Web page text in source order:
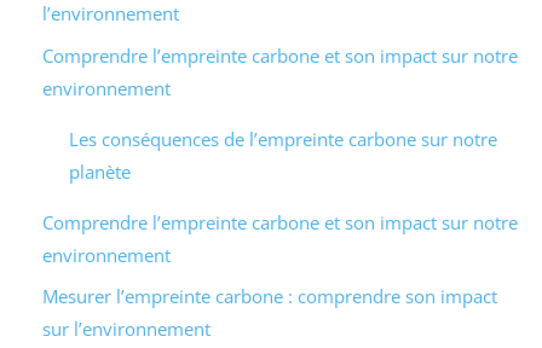
l’environnement
Comprendre l’empreinte carbone et son impact sur notre
environnement
Les conséquences de l’empreinte carbone sur notre
planète
Comprendre l’empreinte carbone et son impact sur notre
environnement
Mesurer l’empreinte carbone : comprendre son impact
sur l’environnement